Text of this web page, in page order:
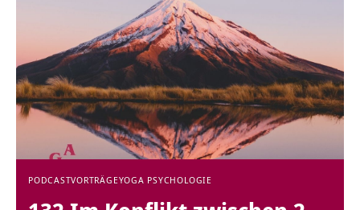
PODCASTVORTRÄGEYOGA PSYCHOLOGIE